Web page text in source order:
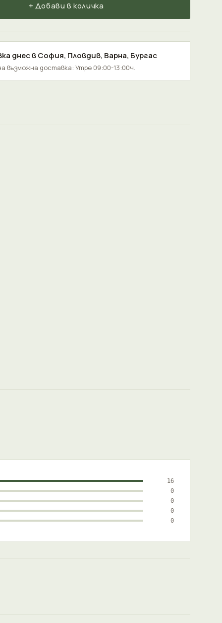
+ Добави в количка
днес вСофия, Пловдив, Варна, Бургас
възможна доставка: Утре 09:00-13:00ч.
16
0
0
0
0